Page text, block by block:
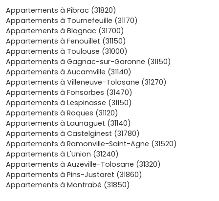
et Colomiers Lycée International), accès rapide à la
rocade, et arrivée de laligne C du métro
pour relier Colomiers au sud-est de l'agglo. Parfait
pour la valeur à long terme.
Qualité de vie: centres sportifs (Capitany), parcs,
écoles et commerces. Les programmes récents
offrent balcon, terrasse,parking et une vraie
isolation.
Financement: frais de notaire réduitsdans le neuf
(en général 2 à 3 %) et accès au
les primo-accédants, sous conditions.
Quels types d'appartements neufs tu
trouves à Colomiers
L'offre de biens immobiliers neufs à Colomiers se décline
en plusieurs typologies :
Studios et T2: formats prisés des jeunes actifs liés à
Appartements à Pibrac (31820)
Appartements à Tournefeuille (31170)
Appartements à Blagnac (31700)
Appartements à Fenouillet (31150)
Appartements à Toulouse (31000)
Appartements à Gagnac-sur-Garonne (31150)
Appartements à Aucamville (31140)
Appartements à Villeneuve-Tolosane (31270)
Appartements à Fonsorbes (31470)
Appartements à Lespinasse (31150)
Appartements à Roques (31120)
Appartements à Launaguet (31140)
Appartements à Castelginest (31780)
Appartements à Ramonville-Saint-Agne (31520)
Appartements à L'Union (31240)
Appartements à Auzeville-Tolosane (31320)
Appartements à Pins-Justaret (31860)
Appartements à Montrabé (31850)